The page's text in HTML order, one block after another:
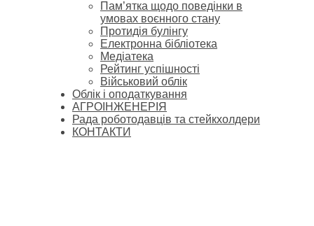
Пам’ятка щодо поведінки в
умовах воєнного стану
Протидія булінгу
Електронна бібліотека
Медіатека
Рейтинг успішності
Військовий облік
Облік і оподаткування
АГРОІНЖЕНЕРІЯ
Рада роботодавців та стейкхолдери
КОНТАКТИ